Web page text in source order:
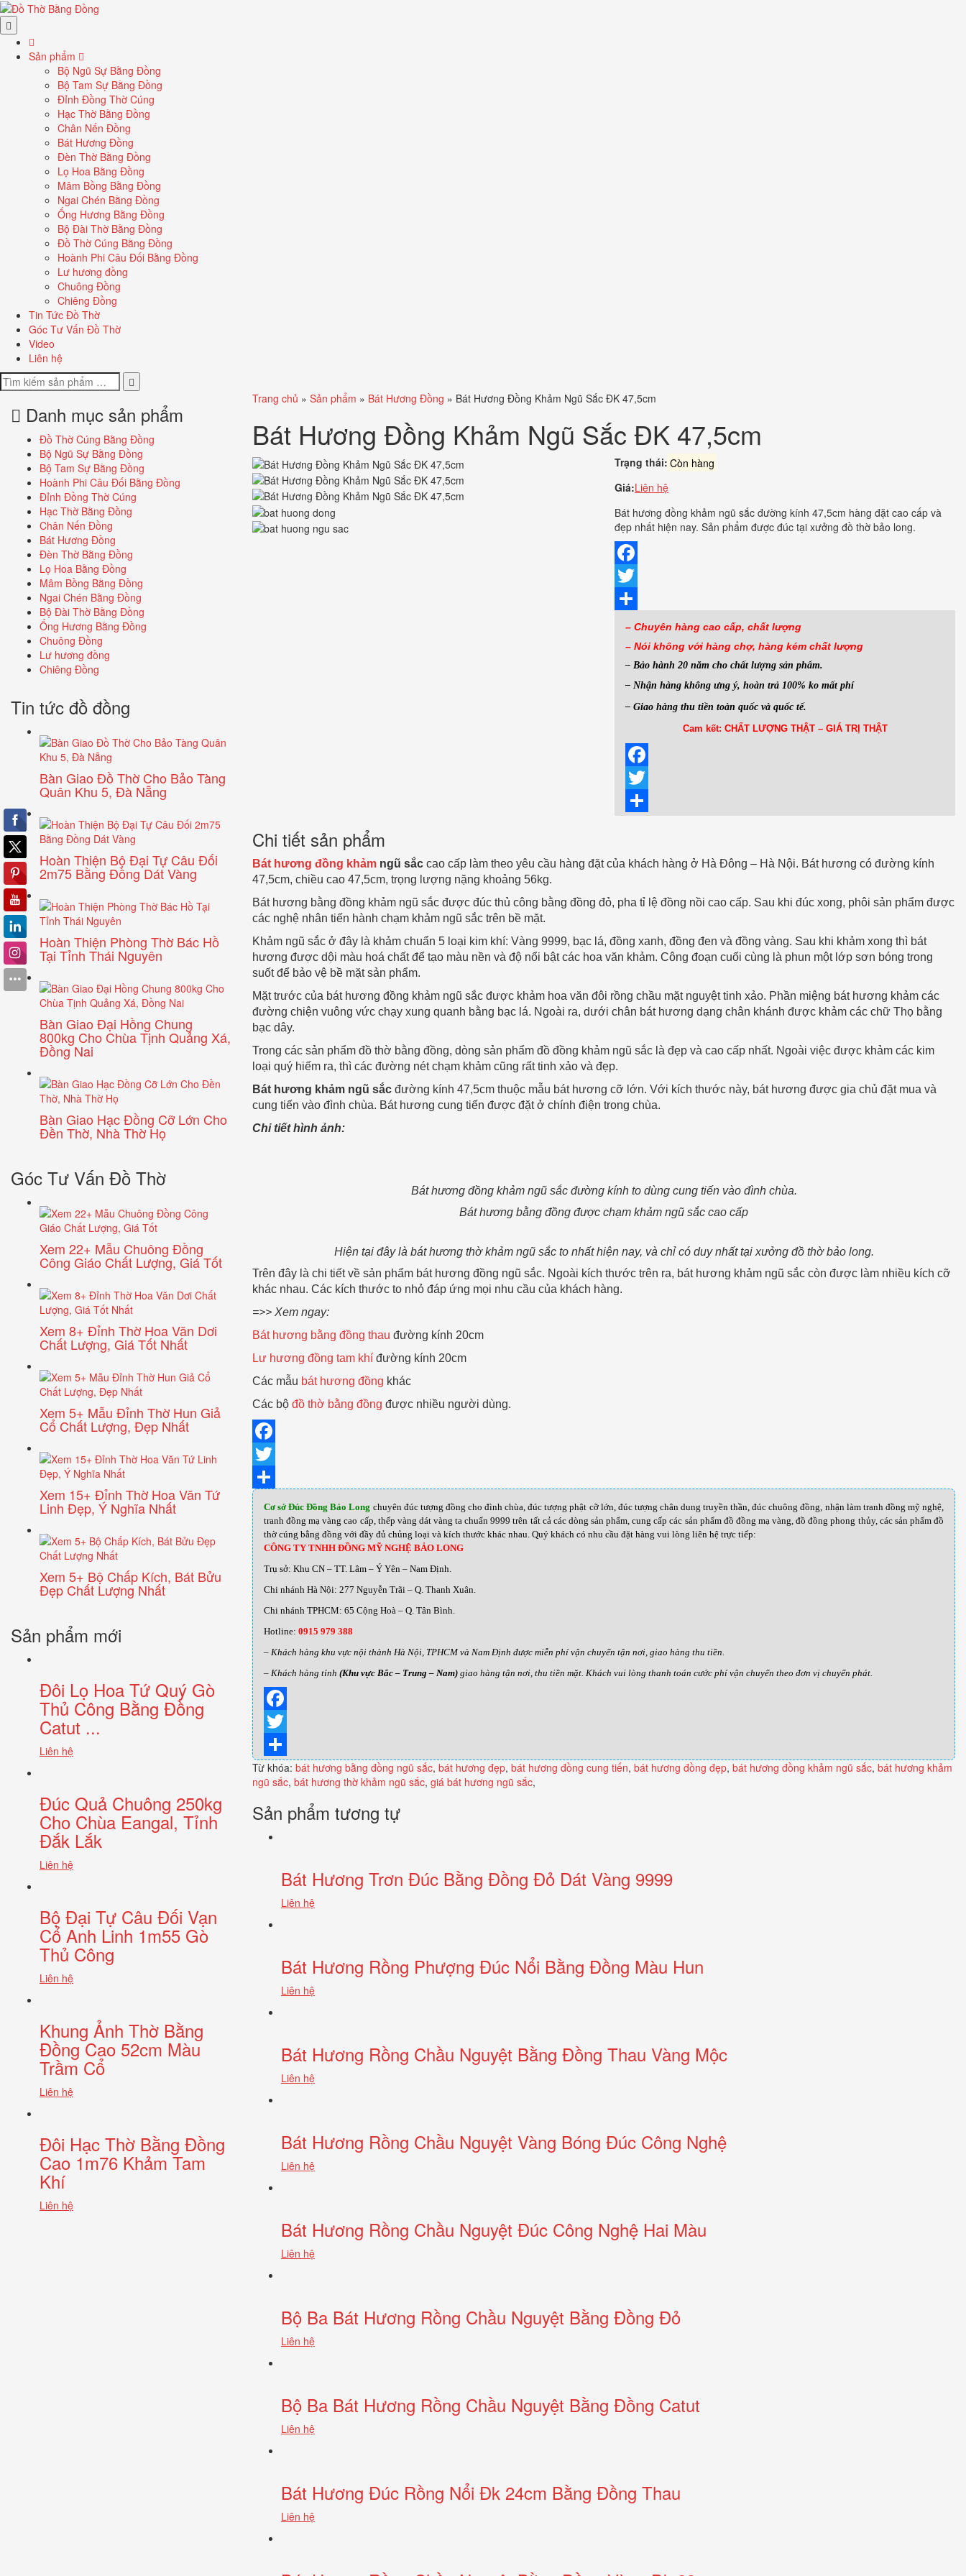
Sản phẩm
Bộ Ngũ Sự Bằng Đồng
Bộ Tam Sự Bằng Đồng
Đỉnh Đồng Thờ Cúng
Hạc Thờ Bằng Đồng
Chân Nến Đồng
Bát Hương Đồng
Đèn Thờ Bằng Đồng
Lọ Hoa Bằng Đồng
Mâm Bồng Bằng Đồng
Ngai Chén Bằng Đồng
Ống Hương Bằng Đồng
Bộ Đài Thờ Bằng Đồng
Đồ Thờ Cúng Bằng Đồng
Hoành Phi Câu Đối Bằng Đồng
Lư hương đồng
Chuông Đồng
Chiêng Đồng
Tin Tức Đồ Thờ
Góc Tư Vấn Đồ Thờ
Video
Liên hệ
Trang chủ » Sản phẩm » Bát Hương Đồng » Bát Hương Đồng Khảm Ngũ Sắc ĐK 47,5cm
Bát Hương Đồng Khảm Ngũ Sắc ĐK 47,5cm
Trạng thái: Còn hàng
Giá:Liên hệ
Bát hương đồng khảm ngũ sắc đường kính 47,5cm hàng đặt cao cấp và
đẹp nhất hiện nay. Sản phẩm được đúc tại xưởng đồ thờ bảo long.
Facebook
Twitter
Share
– Chuyên hàng cao cấp, chất lượng
– Nói không với hàng chợ, hàng kém chất lượng
– Bảo hành 20 năm cho chất lượng sản phẩm.
– Nhận hàng không ưng ý, hoàn trả 100% ko mất phí
– Giao hàng thu tiền toàn quốc và quốc tế.
Cam kết: CHẤT LƯỢNG THẬT – GIÁ TRỊ THẬT
Facebook
Twitter
Chi tiết sản phẩm
Bát hương đồng khảm ngũ sắc cao cấp làm theo yêu cầu hàng đặt của khách hàng ở Hà Đông – Hà Nội. Bát hương có đường kính
47,5cm, chiều cao 47,5cm, trọng lượng nặng khoảng 56kg.
Bát hương bằng đồng khảm ngũ sắc được đúc thủ công bằng đồng đỏ, pha tỉ lệ đồng nồi cao cấp. Sau khi đúc xong, phôi sản phẩm được
các nghệ nhân tiến hành chạm khảm ngũ sắc trên bề mặt.
Khảm ngũ sắc ở đây là khảm chuẩn 5 loại kim khí: Vàng 9999, bạc lá, đồng xanh, đồng đen và đồng vàng. Sau khi khảm xong thì bát
hương được dội màu hoá chất để tạo màu nền và độ nổi bật các hoa văn khảm. Công đoạn cuối cùng là phun một lớp sơn bóng trong
suốt để bảo vệ bề mặt sản phẩm.
Mặt trước của bát hương đồng khảm ngũ sắc được khảm hoa văn đôi rồng chầu mặt nguyệt tinh xảo. Phần miệng bát hương khảm các
đường chiện vuông vức chạy xung quanh bằng bạc lá. Ngoài ra, dưới chân bát hương dạng chân khánh được khảm các chữ Thọ bằng
bạc dây.
Trong các sản phẩm đồ thờ bằng đồng, dòng sản phẩm đồ đồng khảm ngũ sắc là đẹp và cao cấp nhất. Ngoài việc được khảm các kim
loại quý hiếm ra, thì các đường nét chạm khảm cũng rất tinh xảo và đẹp.
Bát hương khảm ngũ sắc đường kính 47,5cm thuộc mẫu bát hương cỡ lớn. Với kích thước này, bát hương được gia chủ đặt mua và
cung tiến vào đình chùa. Bát hương cung tiến được đặt ở chính điện trong chùa.
Chi tiết hình ảnh:
Bát hương đồng khảm ngũ sắc đường kính to dùng cung tiến vào đình chùa.
Bát hương bằng đồng được chạm khảm ngũ sắc cao cấp
Hiện tại đây là bát hương thờ khảm ngũ sắc to nhất hiện nay, và chỉ có duy nhất tại xưởng đồ thờ bảo long.
Trên đây là chi tiết về sản phẩm bát hương đồng ngũ sắc. Ngoài kích thước trên ra, bát hương khảm ngũ sắc còn được làm nhiều kích cỡ
khác nhau. Các kích thước to nhỏ đáp ứng mọi nhu cầu của khách hàng.
=>> Xem ngay:
Bát hương bằng đồng thau đường kính 20cm
Lư hương đồng tam khí đường kính 20cm
Các mẫu bát hương đồng khác
Các bộ đồ thờ bằng đồng được nhiều người dùng.
Facebook
Twitter
ShareCơ sở Đúc Đồng Bảo Long chuyên đúc tượng đồng cho đình chùa, đúc tượng phật cỡ lớn, đúc tượng chân dung truyền thần, đúc chuông đồng, nhận làm tranh đồng mỹ nghệ,
tranh đồng mạ vàng cao cấp, thếp vàng dát vàng ta chuẩn 9999 trên tất cả các dòng sản phẩm, cung cấp các sản phẩm đồ đồng mạ vàng, đồ đồng phong thủy, các sản phẩm đồ
thờ cúng bằng đồng với đầy đủ chủng loại và kích thước khác nhau. Quý khách có nhu cầu đặt hàng vui lòng liên hệ trực tiếp:
CÔNG TY TNHH ĐỒNG MỸ NGHỆ BẢO LONG
Trụ sở: Khu CN – TT. Lâm – Ý Yên – Nam Định.
Chi nhánh Hà Nội: 277 Nguyễn Trãi – Q. Thanh Xuân.
Chi nhánh TPHCM: 65 Cộng Hoà – Q. Tân Bình.
Hotline: 0915 979 388
– Khách hàng khu vực nội thành Hà Nội, TPHCM và Nam Định được miễn phí vận chuyển tận nơi, giao hàng thu tiền.
– Khách hàng tỉnh (Khu vực Bắc – Trung – Nam) giao hàng tận nơi, thu tiền mặt. Khách vui lòng thanh toán cước phí vận chuyển theo đơn vị chuyển phát.
Facebook
Twitter
Share
Từ khóa: bát hương bằng đồng ngũ sắc, bát hương đẹp, bát hương đồng cung tiến, bát hương đồng đẹp, bát hương đồng khảm ngũ sắc, bát hương khảm
ngũ sắc, bát hương thờ khảm ngũ sắc, giá bát hương ngũ sắc,
Sản phẩm tương tự
Bát Hương Trơn Đúc Bằng Đồng Đỏ Dát Vàng 9999
Liên hệ
Bát Hương Rồng Phượng Đúc Nổi Bằng Đồng Màu Hun
Liên hệ
Bát Hương Rồng Chầu Nguyệt Bằng Đồng Thau Vàng Mộc
Liên hệ
Bát Hương Rồng Chầu Nguyệt Vàng Bóng Đúc Công Nghệ
Liên hệ
Bát Hương Rồng Chầu Nguyệt Đúc Công Nghệ Hai Màu
Liên hệ
Bộ Ba Bát Hương Rồng Chầu Nguyệt Bằng Đồng Đỏ
Liên hệ
Bộ Ba Bát Hương Rồng Chầu Nguyệt Bằng Đồng Catut
Liên hệ
Bát Hương Đúc Rồng Nổi Đk 24cm Bằng Đồng Thau
Liên hệ
Danh mục sản phẩm
Đồ Thờ Cúng Bằng Đồng
Bộ Ngũ Sự Bằng Đồng
Bộ Tam Sự Bằng Đồng
Hoành Phi Câu Đối Bằng Đồng
Đỉnh Đồng Thờ Cúng
Hạc Thờ Bằng Đồng
Chân Nến Đồng
Bát Hương Đồng
Đèn Thờ Bằng Đồng
Lọ Hoa Bằng Đồng
Mâm Bồng Bằng Đồng
Ngai Chén Bằng Đồng
Bộ Đài Thờ Bằng Đồng
Ống Hương Bằng Đồng
Chuông Đồng
Lư hương đồng
Chiêng Đồng
Tin tức đồ đồng
Bàn Giao Đồ Thờ Cho Bảo Tàng
Quân Khu 5, Đà Nẵng
Hoàn Thiện Bộ Đại Tự Câu Đối
2m75 Bằng Đồng Dát Vàng
Hoàn Thiện Phòng Thờ Bác Hồ
Tại Tỉnh Thái Nguyên
Bàn Giao Đại Hồng Chung
800kg Cho Chùa Tịnh Quảng Xá,
Đồng Nai
Bàn Giao Hạc Đồng Cỡ Lớn Cho
Đền Thờ, Nhà Thờ Họ
Góc Tư Vấn Đồ Thờ
Xem 22+ Mẫu Chuông Đồng
Công Giáo Chất Lượng, Giá Tốt
Xem 8+ Đỉnh Thờ Hoa Văn Dơi
Chất Lượng, Giá Tốt Nhất
Xem 5+ Mẫu Đỉnh Thờ Hun Giả
Cổ Chất Lượng, Đẹp Nhất
Xem 15+ Đỉnh Thờ Hoa Văn Tứ
Linh Đẹp, Ý Nghĩa Nhất
Xem 5+ Bộ Chấp Kích, Bát Bửu
Đẹp Chất Lượng Nhất
Sản phẩm mới
Đôi Lọ Hoa Tứ Quý Gò
Thủ Công Bằng Đồng
Catut ...
Liên hệ
Đúc Quả Chuông 250kg
Cho Chùa Eangal, Tỉnh
Đắk Lắk
Liên hệ
Bộ Đại Tự Câu Đối Vạn
Cổ Anh Linh 1m55 Gò
Thủ Công
Liên hệ
Khung Ảnh Thờ Bằng
Đồng Cao 52cm Màu
Trầm Cổ
Liên hệ
Đôi Hạc Thờ Bằng Đồng
Cao 1m76 Khảm Tam
Khí
Liên hệ